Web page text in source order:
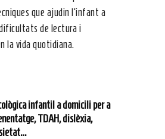
que ajudin l’infant a
de lectura i
la vida quotidiana.
infantil a domicili per a
TDAH, dislèxia,